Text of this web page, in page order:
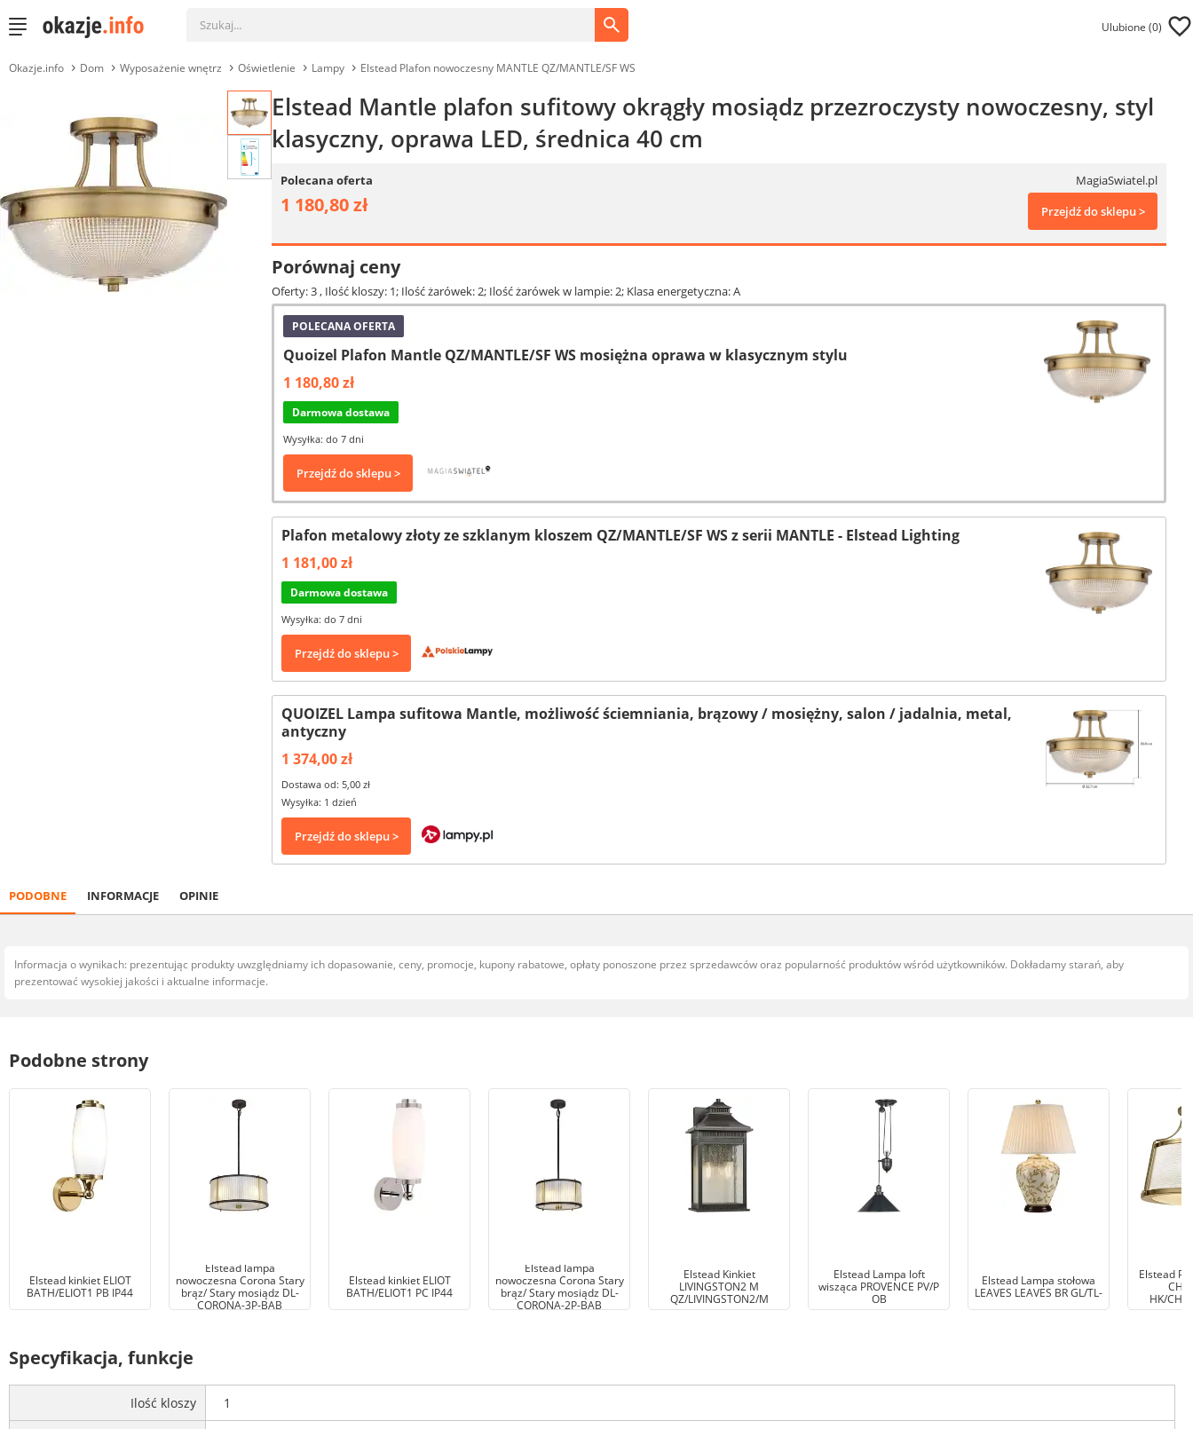
Ulubione (0)
Okazje.info Dom Wyposażenie wnętrz Oświetlenie Lampy Elstead Plafon nowoczesny MANTLE QZ/MANTLE/SF WS
Elstead Mantle plafon sufitowy okrągły mosiądz przezroczysty nowoczesny, styl
klasyczny, oprawa LED, średnica 40 cm
Polecana oferta MagiaSwiatel.pl
1 180,80 zł Przejdź do sklepu >
Porównaj ceny
Oferty: 3, Ilość kloszy: 1; Ilość żarówek: 2; Ilość żarówek w lampie: 2; Klasa energetyczna: A
POLECANA OFERTA
Quoizel Plafon Mantle QZ/MANTLE/SF WS mosiężna oprawa w klasycznym stylu
1 180,80 zł
Darmowa dostawa
Wysyłka: do 7 dni
Przejdź do sklepu >
Plafon metalowy złoty ze szklanym kloszem QZ/MANTLE/SF WS z serii MANTLE - Elstead Lighting
1 181,00 zł
Darmowa dostawa
Wysyłka: do 7 dni
Przejdź do sklepu >
QUOIZEL Lampa sufitowa Mantle, możliwość ściemniania, brązowy / mosiężny, salon / jadalnia, metal,
antyczny
1 374,00 zł
Dostawa od: 5,00 zł
Wysyłka: 1 dzień
Przejdź do sklepu >
PODOBNE INFORMACJE OPINIE
Informacja o wynikach: prezentując produkty uwzględniamy ich dopasowanie, ceny, promocje, kupony rabatowe, opłaty ponoszone przez sprzedawców oraz popularność produktów wśród użytkowników. Dokładamy starań, aby
prezentować wysokiej jakości i aktualne informacje.
Podobne strony
Elstead kinkiet ELIOT
BATH/ELIOT1 PB IP44
Elstead lampa
nowoczesna Corona Stary
brąz/ Stary mosiądz DL-
CORONA-3P-BAB
Elstead kinkiet ELIOT
BATH/ELIOT1 PC IP44
Elstead lampa
nowoczesna Corona Stary
brąz/ Stary mosiądz DL-
CORONA-2P-BAB
Elstead Kinkiet
LIVINGSTON2 M
QZ/LIVINGSTON2/M
Elstead Lampa loft
wisząca PROVENCE PV/P
OB
Elstead Lampa stołowa
LEAVES LEAVES BR GL/TL-
Elstead
HK/
Specyfikacja, funkcje
Ilość kloszy 1